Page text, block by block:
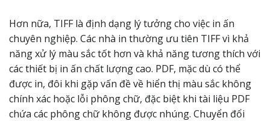
Hơn nữa, TIFF là định dạng lý tưởng cho việc in ấn
chuyên nghiệp. Các nhà in thường ưu tiên TIFF vì khả
năng xử lý màu sắc tốt hơn và khả năng tương thích với
các thiết bị in ấn chất lượng cao. PDF, mặc dù có thể
được in, đôi khi gặp vấn đề về hiển thị màu sắc không
chính xác hoặc lỗi phông chữ, đặc biệt khi tài liệu PDF
chứa các phông chữ không được nhúng. Chuyển đổi